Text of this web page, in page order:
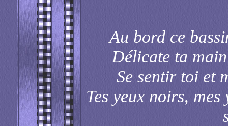
Au bord ce
Délicate ta
Se sentir toi et
Tes yeux noirs,